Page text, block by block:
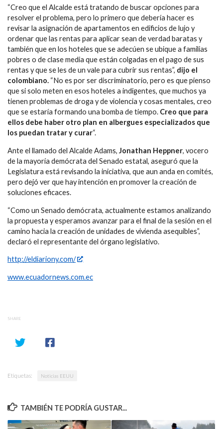
“Creo que el Alcalde está tratando de buscar opciones para
resolver el problema, pero lo primero que debería hacer es
revisar la asignación de apartamentos en edificios de lujo y
ordenar que las rentas para aplicar sean de verdad baratas y
también que en los hoteles que se adecúen se ubique a familias
pobres o de clase media que están colgadas en el pago de sus
rentas y que se les de un vale para cubrir sus rentas”, dijo el
colombiano. “No es por ser discriminatorio, pero es que pienso
que si solo meten en esos hoteles a indigentes, que muchos ya
tienen problemas de droga y de violencia y cosas mentales, creo
que se estaría formando una bomba de tiempo. Creo que para
ellos debe haber otro plan en albergues especializados que
los puedan tratar y curar“.
Ante el llamado del Alcalde Adams, Jonathan Heppner, vocero
de la mayoría demócrata del Senado estatal, aseguró que la
Legislatura está revisando la iniciativa, que aun anda en comités,
pero dejó ver que hay intención en promover la creación de
soluciones eficaces.
“Como un Senado demócrata, actualmente estamos analizando
la propuesta y esperamos avanzar para el final de la sesión en el
camino hacia la creación de unidades de vivienda asequibles”,
declaró el representante del órgano legislativo.
http://eldiariony.com/
www.ecuadornews.com.ec
SHARE
Etiquetas: Noticias EEUU
TAMBIÉN TE PODRÍA GUSTAR...